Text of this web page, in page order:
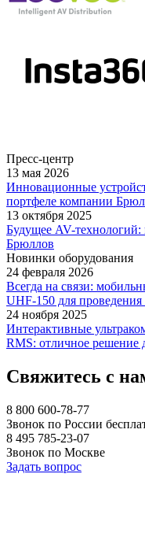
Пресс-центр
13 мая 2026
Инновационные
портфеле компании
13 октября 2025
Будущее AV-
Брюллов
Новинки оборудования
24 февраля 2026
Всегда на связи:
UHF-150 для
24 ноября 2025
Интерактивные
RMS: отличное решение
Свяжитесь с
8 800 600-78-77
Звонок по России
8 495 785-23-07
Звонок по Москве
Задать вопрос